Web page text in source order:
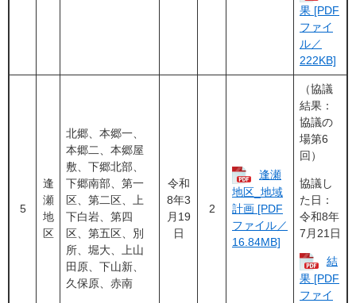
果 [PDF
ファイ
ル／
222KB]
5
逢
瀬
地
区
北郷、本郷一、
本郷二、本郷屋
敷、下郷北部、
下郷南部、第一
区、第二区、上
下白岩、第四
区、第五区、別
所、堀大、上山
田原、下山新、
久保原、赤南
令和
8年3
月19
日
2
逢瀬
地区_地域
計画 [PDF
ファイル／
16.84MB]
（協議
結果：
協議の
場第6
回）
協議し
た日：
令和8年
7月21日
結
果 [PDF
ファイ